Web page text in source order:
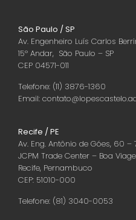
São Paulo / SP
Av. Engenheiro Luís Carlos
15º Andar, São Paulo – SP
CEP 04571-011
Telefone: (11) 3876-1360
Email:
Recife / PE
Av. Eng. Antônio de Góes, 60 –
JCPM Trade Center – Boa
Recife, Pernambuco
CEP: 51010-000
Telefone: (81) 3040-0053